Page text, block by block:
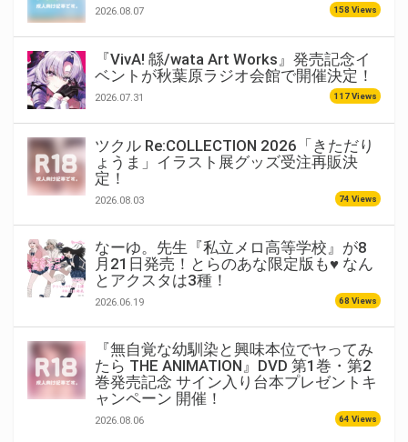
2026.08.07 158 Views
『VivA! 緜/wata Art Works』発売記念イ
ベントが秋葉原ラジオ会館で開催決定！
2026.07.31 117 Views
ツクル Re:COLLECTION 2026「きただり
ょうま」イラスト展グッズ受注再販決
定！
2026.08.03 74 Views
なーゆ。先生『私立メロ高等学校』が8
月21日発売！とらのあな限定版も♥ なん
とアクスタは3種！
2026.06.19 68 Views
『無自覚な幼馴染と興味本位でヤってみ
たら THE ANIMATION』DVD 第1巻・第2
巻発売記念 サイン入り台本プレゼントキ
ャンペーン 開催！
2026.08.06 64 Views